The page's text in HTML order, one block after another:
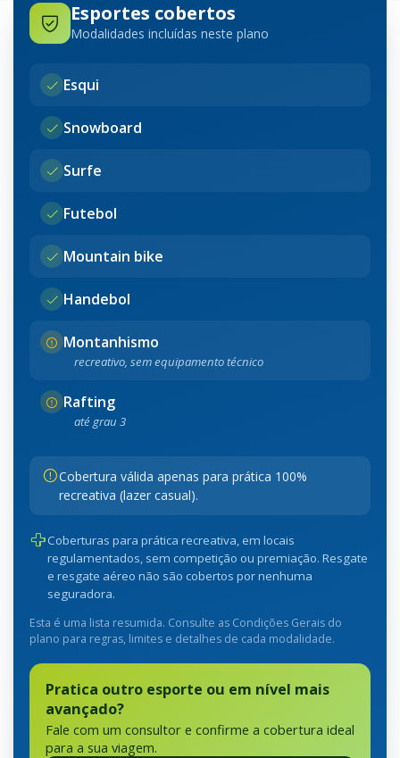
Esportes cobertos
Modalidades incluídas neste plano
Esqui
Snowboard
Surfe
Futebol
Mountain bike
Handebol
Montanhismo
recreativo, sem equipamento técnico
Rafting
até grau 3
Cobertura válida apenas para prática 100%
recreativa (lazer casual).
Coberturas para prática recreativa, em locais
regulamentados, sem competição ou premiação. Resgate
e resgate aéreo não são cobertos por nenhuma
seguradora.
Esta é uma lista resumida. Consulte as Condições Gerais do
plano para regras, limites e detalhes de cada modalidade.
Pratica outro esporte ou em nível mais
avançado?
Fale com um consultor e confirme a cobertura ideal
para a sua viagem.